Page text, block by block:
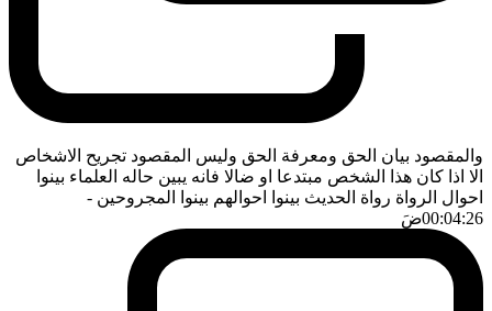
والمقصود بيان الحق ومعرفة الحق وليس المقصود تجريح الاشخاص
الا اذا كان هذا الشخص مبتدعا او ضالا فانه يبين حاله العلماء بينوا
احوال الرواة رواة الحديث بينوا احوالهم بينوا المجروحين -
00:04:26ضَ